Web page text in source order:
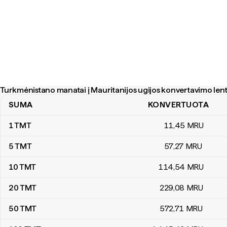
Turkmėnistano manatai į Mauritanijos ugijos konvertavimo
Turkmėnistano manatai į Mauritanijos ugijos konvertavimo lentelė
SUMA KONVERTUOTA
1TMT 11,45 MRU
5TMT 57,27 MRU
10TMT 114,54 MRU
20TMT 229,08 MRU
50TMT 572,71 MRU